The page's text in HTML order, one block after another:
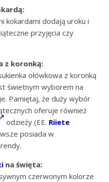
kokardami dodają uroku i
przyjęcia czy
z koronką:
ołówkowa z koronką
świetnym wyborem na
Pamiętaj, że duży wybór
oferuje również
odzieży (EE. Riiete
posiada w
na święta:
czerwonym kolorze